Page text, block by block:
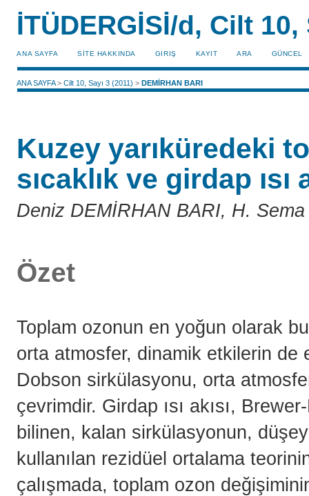
İTÜDERGİSİ/d, Cilt 10,
ANA SAYFA SİTE HAKKINDA GIRIŞ KAYIT ARA GÜNCEL
ANA SAYFA>Cilt 10, Sayı 3 (2011) >DEMİRHAN BARI
Kuzey yarıküredeki
sıcaklık ve girdap
Deniz DEMİRHAN BARI, H.
Özet
Toplam ozonun en yoğun olarak
orta atmosfer, dinamik etkilerin de
Dobson sirkülasyonu, orta
çevrimdir. Girdap ısı akısı,
bilinen, kalan sirkülasyonun,
kullanılan rezidüel ortalama
çalışmada, toplam ozon